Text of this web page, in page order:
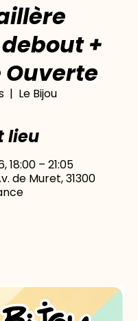
+
Ouverte
  |
Le Bijou
lieu
18:00 – 21:05
de Muret, 31300